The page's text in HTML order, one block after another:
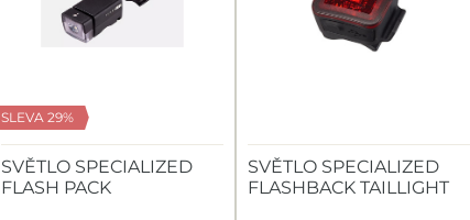
SLEVA 29%
SVĚTLO SPECIALIZED
FLASH PACK
SVĚTLO SPECIALIZED
FLASHBACK TAILLIGHT